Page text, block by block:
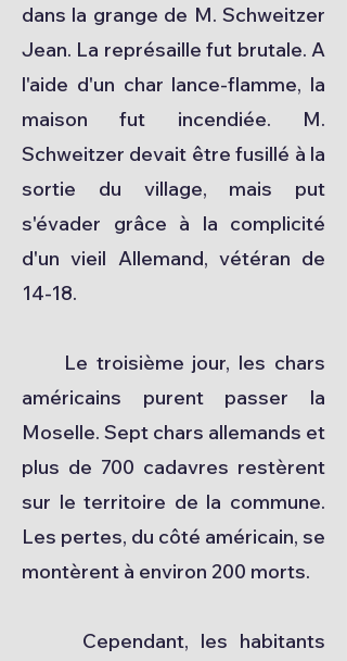
dans la grange de M. Schweitzer
Jean. La représaille fut brutale. A
l'aide d'un char lance-flamme, la
maison fut incendiée. M.
Schweitzer devait être fusillé à la
sortie du village, mais put
s'évader grâce à la complicité
d'un vieil Allemand, vétéran de
14-18.
Le troisième jour, les chars
américains purent passer la
Moselle. Sept chars allemands et
plus de 700 cadavres restèrent
sur le territoire de la commune.
Les pertes, du côté américain, se
montèrent à environ 200 morts.
Cependant, les habitants